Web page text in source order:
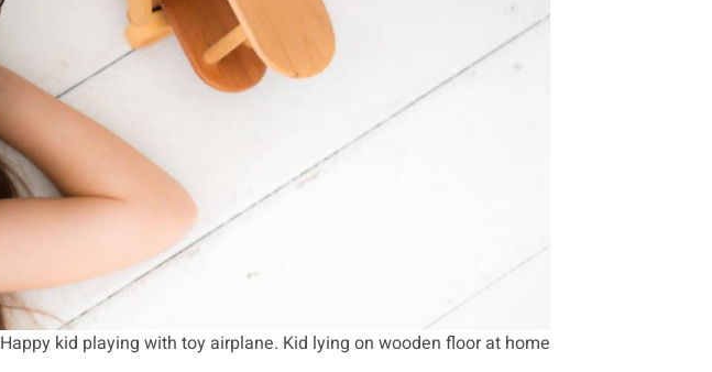
Happy kid playing with toy airplane. Kid lying on wooden floor at home